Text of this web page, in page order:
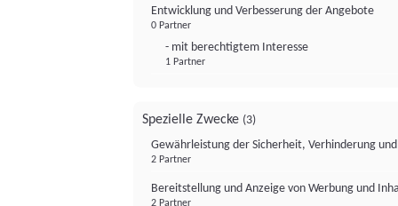
Entwicklung und Verbesserung der Angebote
0 Partner
- mit berechtigtem Interesse
1 Partner
Spezielle Zwecke (3)
Gewährleistung der Sicherheit, Verhinderung
2 Partner
Bereitstellung und Anzeige von Werbung und
2 Partner